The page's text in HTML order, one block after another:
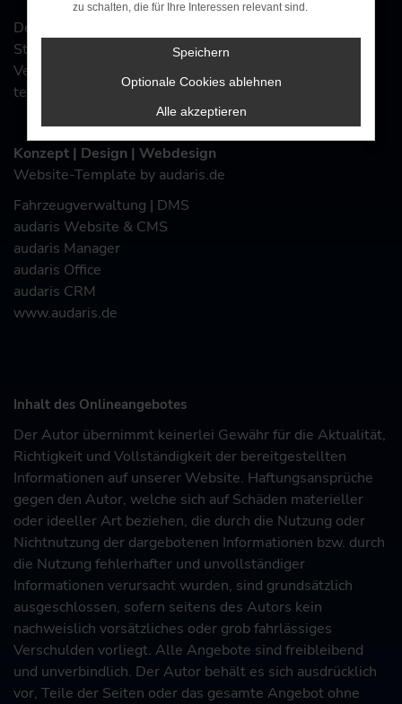
Der Verkäufer/Auftragnehmer wird nicht an einem
Streitbeilegungsverfahren vor einer
Verbraucherschlichtungsstelle im Sinne des VSBG
teilnehmen und ist hierzu auch nicht verpflichtet.
Konzept | Design | Webdesign
Website-Template by audaris.de
Fahrzeugverwaltung | DMS
audaris Website & CMS
audaris Manager
audaris Office
audaris CRM
www.audaris.de
Inhalt des Onlineangebotes
Der Autor übernimmt keinerlei Gewähr für die Aktualität,
Richtigkeit und Vollständigkeit der bereitgestellten
Informationen auf unserer Website. Haftungsansprüche
gegen den Autor, welche sich auf Schäden materieller
oder ideeller Art beziehen, die durch die Nutzung oder
Nichtnutzung der dargebotenen Informationen bzw. durch
die Nutzung fehlerhafter und unvollständiger
Informationen verursacht wurden, sind grundsätzlich
ausgeschlossen, sofern seitens des Autors kein
nachweislich vorsätzliches oder grob fahrlässiges
Verschulden vorliegt. Alle Angebote sind freibleibend
und unverbindlich. Der Autor behält es sich ausdrücklich
vor, Teile der Seiten oder das gesamte Angebot ohne
zu schalten, die für Ihre Interessen relevant sind.
Speichern
Optionale Cookies ablehnen
Alle akzeptieren